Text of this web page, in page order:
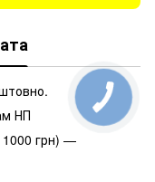
НП
1000 грн) —